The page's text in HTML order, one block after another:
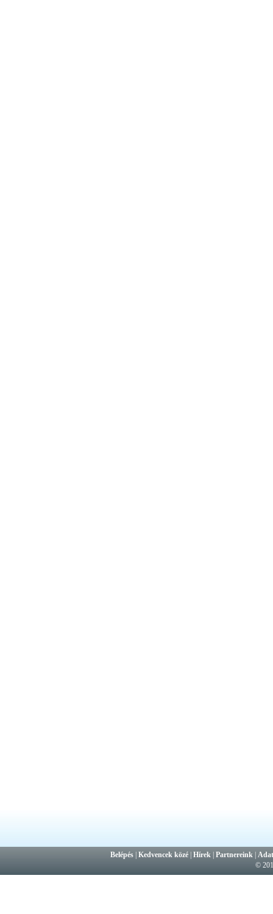
Belépés |Kedvencek közé |Hírek |Partnereink |
©